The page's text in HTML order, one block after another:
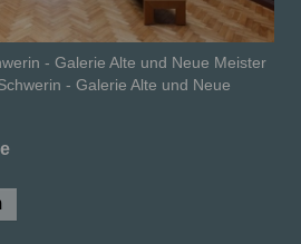
- Galerie Alte und Neue Meister
- Galerie Alte und Neue